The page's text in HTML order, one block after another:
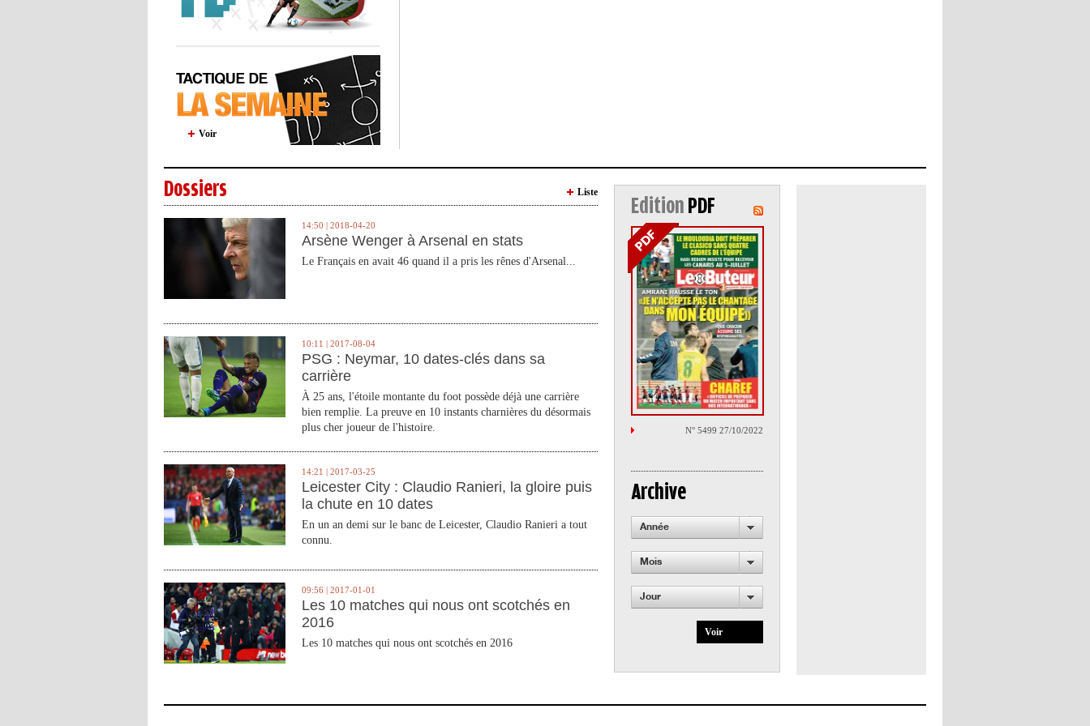
Voir
Dossiers Liste
14:50 | 2018-04-20
Arsène Wenger à Arsenal en stats
Le Français en avait 46 quand il a pris les rênes d'Arsenal...
10:11 | 2017-08-04
PSG : Neymar, 10 dates-clés dans sa
carrière
À 25 ans, l'étoile montante du foot possède déjà une carrière
bien remplie. La preuve en 10 instants charnières du désormais
plus cher joueur de l'histoire.
14:21 | 2017-03-25
Leicester City : Claudio Ranieri, la gloire puis
la chute en 10 dates
En un an demi sur le banc de Leicester, Claudio Ranieri a tout
connu.
09:56 | 2017-01-01
Les 10 matches qui nous ont scotchés en
2016
Les 10 matches qui nous ont scotchés en 2016
Edition PDF
N° 5499 27/10/2022
Archive
Année
Mois
Jour
Voir